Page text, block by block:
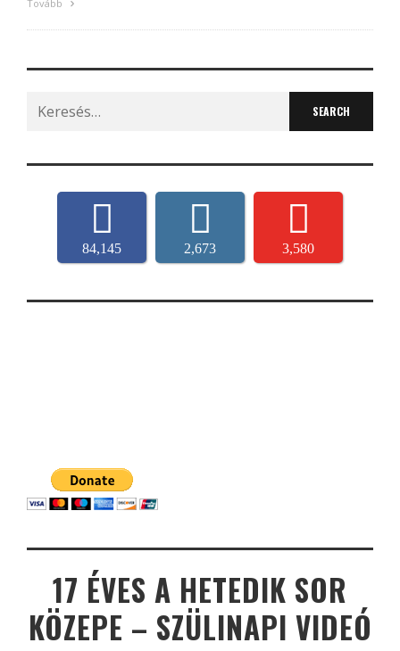
Tovább
Search
for:
84,145 2,673 3,580
17 ÉVES A HETEDIK SOR
KÖZEPE – SZÜLINAPI VIDEÓ